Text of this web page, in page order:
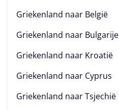
Griekenland naar België
Griekenland naar Bulgarije
Griekenland naar Kroatië
Griekenland naar Cyprus
Griekenland naarTsjechië